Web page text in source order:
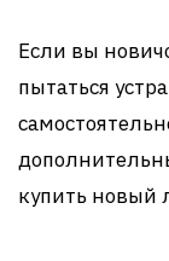
Если вы
пытаться
купить новый